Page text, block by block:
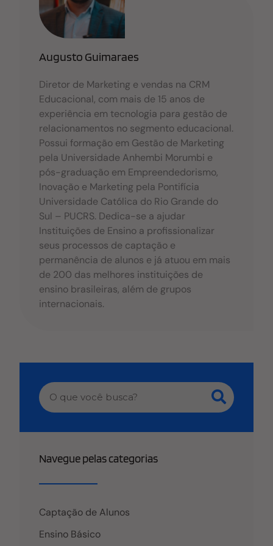
o
o
p
p
n
Augusto Guimaraes
Diretor de Marketing e vendas na CRM
Educacional, com mais de 15 anos de
experiência em tecnologia para gestão de
relacionamentos no segmento educacional.
Possui formação em Gestão de Marketing
pela Universidade Anhembi Morumbi e
pós-graduação em Empreendedorismo,
Inovação e Marketing pela Pontifícia
Universidade Católica do Rio Grande do
Sul – PUCRS. Dedica-se a ajudar
Instituições de Ensino a profissionalizar
seus processos de captação e
permanência de alunos e já atuou em mais
de 200 das melhores instituições de
ensino brasileiras, além de grupos
internacionais.
Navegue pelas categorias
Captação de Alunos
Ensino Básico